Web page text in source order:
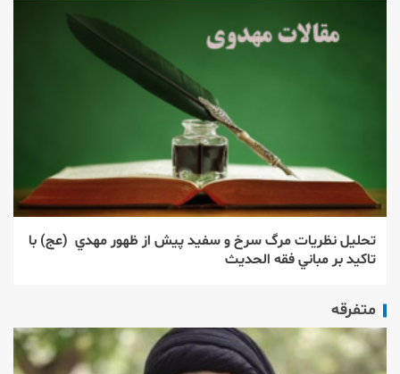
تحليل نظريات مرگ سرخ و سفيد پيش از ظهور مهدي (عج) با
تاكيد بر مباني فقه الحديث
متفرقه